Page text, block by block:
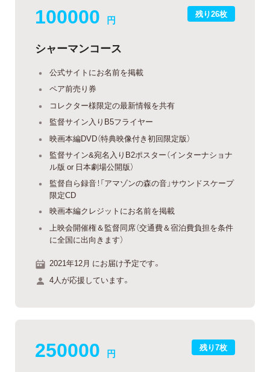
残り26枚
100000 円
シャーマンコース
公式サイトにお名前を掲載
ペア前売り券
コレクター様限定の最新情報を共有
監督サイン入りB5フライヤー
映画本編DVD（特典映像付き初回限定版）
監督サイン&宛名入りB2ポスター（インターナショナ
ル版 or 日本劇場公開版）
監督自ら録音！「アマゾンの森の音」サウンドスケープ
限定CD
映画本編クレジットにお名前を掲載
上映会開催権＆監督同席（交通費＆宿泊費負担を条件
に全国に出向きます）
2021年12月 にお届け予定です。
4人が応援しています。
残り7枚
250000 円